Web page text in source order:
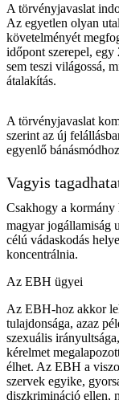
A törvényjavaslat
Az egyetlen olyan
követelményét
időpont szerepel,
sem teszi világossá,
átalakítás.
A törvényjavaslat
szerint az új
egyenlő
Vagyis
Csakhogy a kormány
magyar jogállamiság
célú vádaskodás
koncentrálnia.
Az EBH ügyei
Az EBH-hoz akkor
tulajdonsága, azaz
szexuális
kérelmet
élhet. Az EBH a
szervek egyike,
diszkrimináció ellen,